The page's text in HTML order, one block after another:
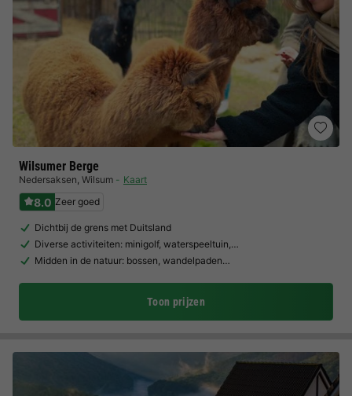
Wilsumer Berge
Nedersaksen, Wilsum Kaart
8.0 Zeer goed
Dichtbij de grens met Duitsland
Diverse activiteiten: minigolf, waterspeeltuin,…
Midden in de natuur: bossen, wandelpaden…
Toon prijzen